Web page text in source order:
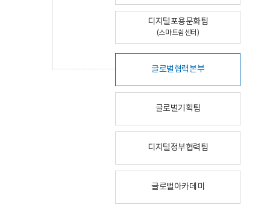
디지털포용문화팀
(스마트쉼센터)
글로벌협력본부
글로벌기획팀
디지털정부협력팀
글로벌아카데미